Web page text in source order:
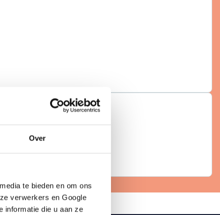
Over
te bieden en om ons
verwerkers en Google
informatie die u aan ze